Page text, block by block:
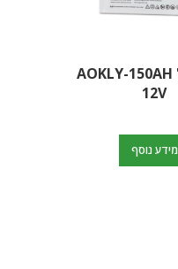
מצבר ג'ל AOKLY-150AH
12V
מידע נוסף